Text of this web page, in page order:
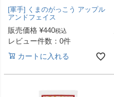
[軍手] くまのがっこう アップル
アンドフェイス
販売価格 ¥440税込
レビュー件数：0件
カートに入れる